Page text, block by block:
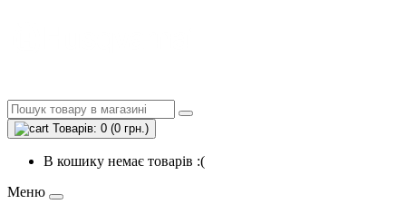
Товарів: 0 (0 грн.)
В кошику немає товарів :(
Меню